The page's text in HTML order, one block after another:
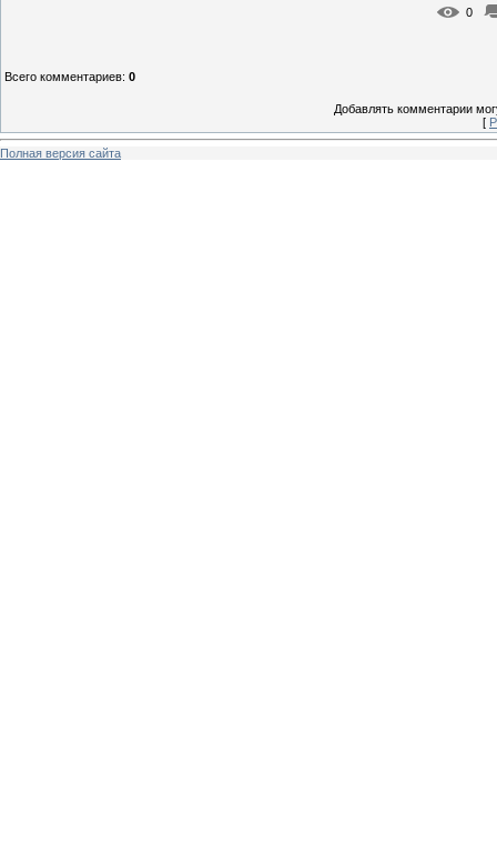
0
Всего комментариев: 0
Добавлять комментарии
[
Полная версия сайта